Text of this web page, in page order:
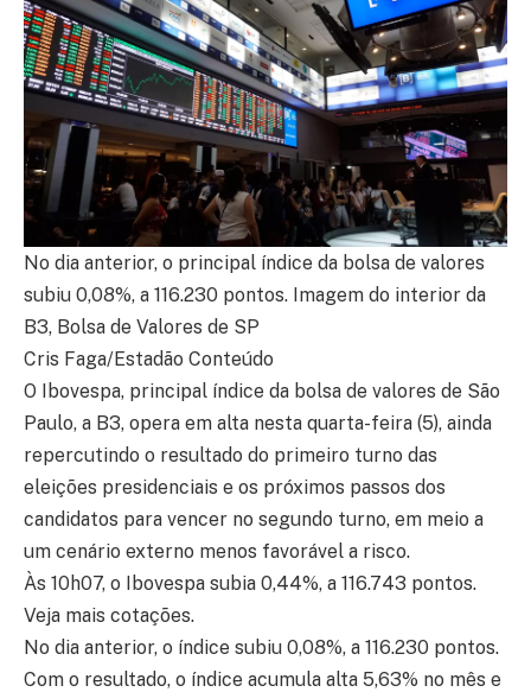
No dia anterior, o principal índice da bolsa de valores
subiu 0,08%, a 116.230 pontos. Imagem do interior da
B3, Bolsa de Valores de SP
Cris Faga/Estadão Conteúdo
O Ibovespa, principal índice da bolsa de valores de São
Paulo, a B3, opera em alta nesta quarta-feira (5), ainda
repercutindo o resultado do primeiro turno das
eleições presidenciais e os próximos passos dos
candidatos para vencer no segundo turno, em meio a
um cenário externo menos favorável a risco.
Às 10h07, o Ibovespa subia 0,44%, a 116.743 pontos.
Veja mais cotações.
No dia anterior, o índice subiu 0,08%, a 116.230 pontos.
Com o resultado, o índice acumula alta 5,63% no mês e